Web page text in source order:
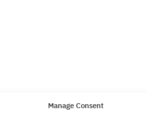
Manage Consent